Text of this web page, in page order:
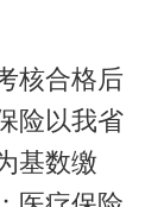
核合格后
险以我省
基数缴